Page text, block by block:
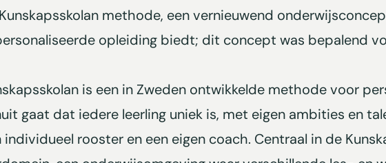
methode, een vernieuwend
opleiding biedt; dit concept was bepalend
is een in Zweden ontwikkelde methode voor
gaat dat iedere leerling uniek is, met eigen ambities en
individueel rooster en een eigen coach. Centraal in de